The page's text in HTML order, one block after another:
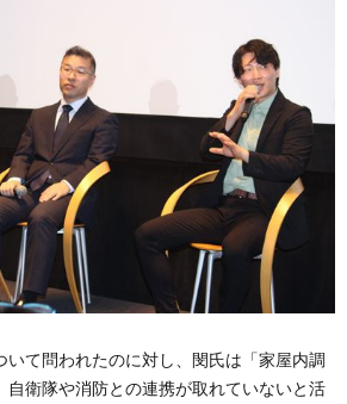
いて問われたのに対し、閔氏は「家屋内調
自衛隊や消防との連携が取れていないと活